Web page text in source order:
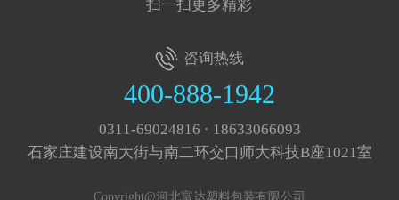
扫一扫更多精彩
咨询热线
400-888-1942
0311-69024816 · 18633066093
石家庄建设南大街与南二环交口师大科技B座1021室
Copyright@河北富达塑料包装有限公司